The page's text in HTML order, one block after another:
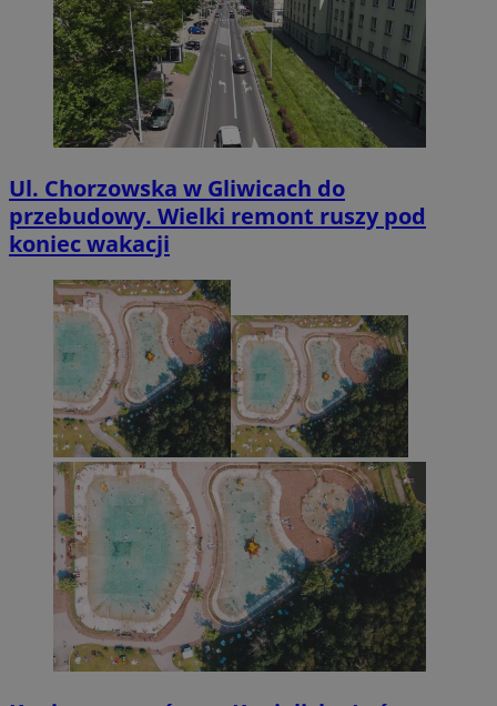
Ul. Chorzowska w Gliwicach do
przebudowy. Wielki remont ruszy pod
koniec wakacji